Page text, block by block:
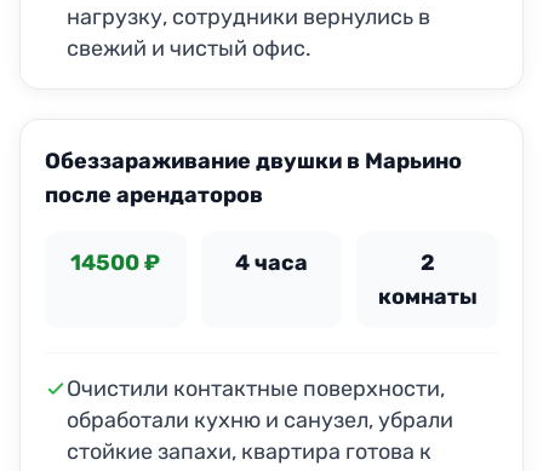
нагрузку, сотрудники вернулись в
свежий и чистый офис.
Обеззараживание двушки в Марьино
после арендаторов
14500 ₽ 4 часа
2
комнаты
Очистили контактные поверхности,
обработали кухню и санузел, убрали
стойкие запахи, квартира готова к